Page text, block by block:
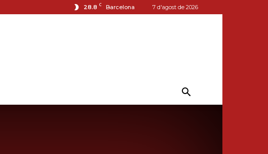
28.8 C Barcelona 7 d'agost de 2026